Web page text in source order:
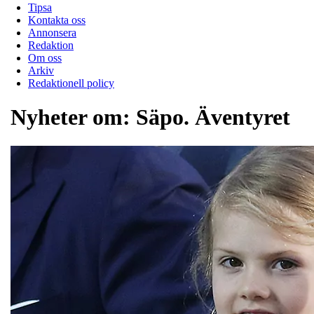
Tipsa
Kontakta oss
Annonsera
Redaktion
Om oss
Arkiv
Redaktionell policy
Nyheter om: Säpo. Äventyret